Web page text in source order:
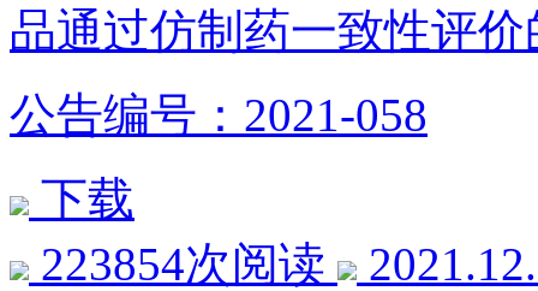
品通过仿制药一致性评价
公告编号：2021-058
下载
223854次阅读